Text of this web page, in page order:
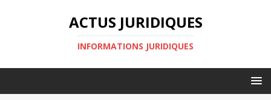
ACTUS JURIDIQUES
INFORMATIONS JURIDIQUES